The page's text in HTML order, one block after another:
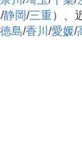
/静岡/三重）、
徳島/香川 /愛媛/